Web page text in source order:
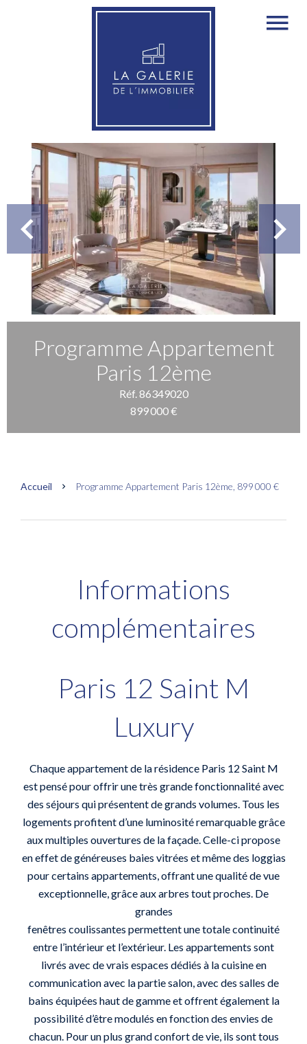
Programme Appartement
Paris 12ème
Réf. 86349020
899 000 €
Accueil Programme Appartement Paris 12ème, 899 000 €
Informations
complémentaires
Paris 12 Saint M
Luxury
Chaque appartement de la résidence Paris 12 Saint M
est pensé pour offrir une très grande fonctionnalité avec
des séjours qui présentent de grands volumes. Tous les
logements profitent d’une luminosité remarquable grâce
aux multiples ouvertures de la façade. Celle-ci propose
en effet de généreuses baies vitrées et même des loggias
pour certains appartements, offrant une qualité de vue
exceptionnelle, grâce aux arbres tout proches. De
grandes
fenêtres coulissantes permettent une totale continuité
entre l’intérieur et l’extérieur. Les appartements sont
livrés avec de vrais espaces dédiés à la cuisine en
communication avec la partie salon, avec des salles de
bains équipées haut de gamme et offrent également la
possibilité d’être modulés en fonction des envies de
chacun. Pour un plus grand confort de vie, ils sont tous